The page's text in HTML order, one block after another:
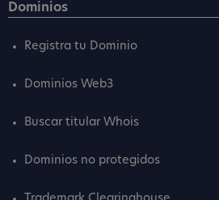
Dominios
Registra tu Dominio
Dominios Web3
Buscar titular Whois
Dominios no protegidos